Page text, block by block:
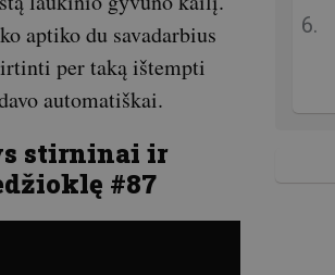
aptiko du savadarbius
per taką ištempti
automatiškai.
stirninai ir
#87